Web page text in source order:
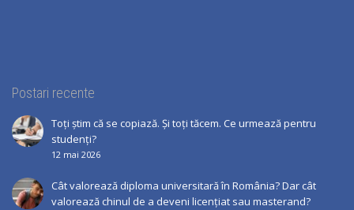
Postari recente
Toți știm că se copiază. Și toți tăcem. Ce urmează pentru
studenți?
12 mai 2026
Cât valorează diploma universitară în România? Dar cât
valorează chinul de a deveni licențiat sau masterand?